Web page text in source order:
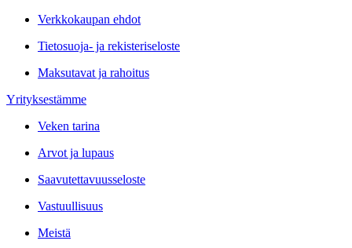
Verkkokaupan ehdot
Tietosuoja- ja rekisteriseloste
Maksutavat ja rahoitus
Yrityksestämme
Veken tarina
Arvot ja lupaus
Saavutettavuusseloste
Vastuullisuus
Meistä